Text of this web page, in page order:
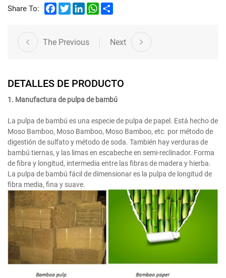
Share To: Facebook
TwitterLinkedInWhatsApp
The Previous Next
DETALLES DE PRODUCTO
1. Manufactura de pulpa de bambú
La pulpa de bambú es una especie de pulpa de papel. Está hecho de
Moso Bamboo, Moso Bamboo, Moso Bamboo, etc. por método de
digestión de sulfato y método de soda. También hay verduras de
bambú tiernas, y las limas en escabeche en semi-reclinador. Forma
de fibra y longitud, intermedia entre las fibras de madera y hierba.
La pulpa de bambú fácil de dimensionar es la pulpa de longitud de
fibra media, fina y suave.